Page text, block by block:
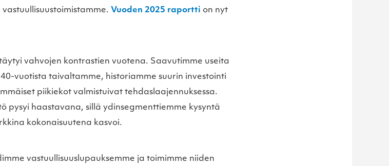
Vuoden 2025 raportti on nyt
vahvojen kontrastien vuotena. Saavutimme useita
vuotista taivaltamme, historiamme suurin investointi
piikiekot valmistuivat tehdaslaajennuksessa.
pysyi haastavana, sillä ydinsegmenttiemme kysyntä
kokonaisuutena kasvoi.
vastuullisuuslupauksemme ja toimimme niiden